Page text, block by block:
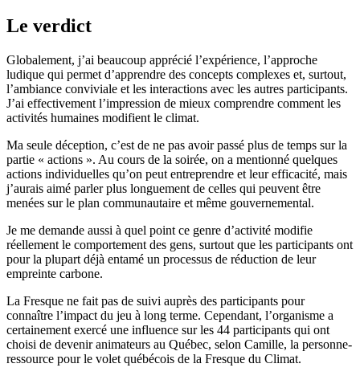
Le verdict
Globalement, j’ai beaucoup apprécié l’expérience, l’approche
ludique qui permet d’apprendre des concepts complexes et, surtout,
l’ambiance conviviale et les interactions avec les autres participants.
J’ai effectivement l’impression de mieux comprendre comment les
activités humaines modifient le climat.
Ma seule déception, c’est de ne pas avoir passé plus de temps sur la
partie « actions ». Au cours de la soirée, on a mentionné quelques
actions individuelles qu’on peut entreprendre et leur efficacité, mais
j’aurais aimé parler plus longuement de celles qui peuvent être
menées sur le plan communautaire et même gouvernemental.
Je me demande aussi à quel point ce genre d’activité modifie
réellement le comportement des gens, surtout que les participants ont
pour la plupart déjà entamé un processus de réduction de leur
empreinte carbone.
La Fresque ne fait pas de suivi auprès des participants pour
connaître l’impact du jeu à long terme. Cependant, l’organisme a
certainement exercé une influence sur les 44 participants qui ont
choisi de devenir animateurs au Québec, selon Camille, la personne-
ressource pour le volet québécois de la Fresque du Climat.